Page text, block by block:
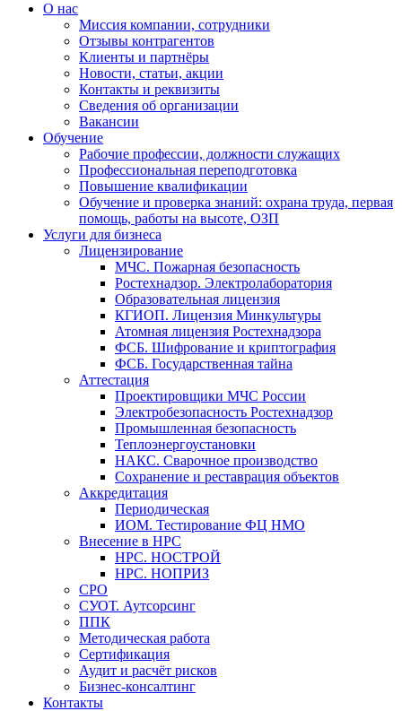
О нас
Миссия компании, сотрудники
Отзывы контрагентов
Клиенты и партнёры
Новости, статьи, акции
Контакты и реквизиты
Сведения об организации
Вакансии
Обучение
Рабочие профессии, должности служащих
Профессиональная переподготовка
Повышение квалификации
Обучение и проверка знаний: охрана труда, первая
помощь, работы на высоте, ОЗП
Услуги для бизнеса
Лицензирование
МЧС. Пожарная безопасность
Ростехнадзор. Электролаборатория
Образовательная лицензия
КГИОП. Лицензия Минкультуры
Атомная лицензия Ростехнадзора
ФСБ. Шифрование и криптография
ФСБ. Государственная тайна
Аттестация
Проектировщики МЧС России
Электробезопасность Ростехнадзор
Промышленная безопасность
Теплоэнергоустановки
НАКС. Сварочное производство
Сохранение и реставрация объектов
Аккредитация
Периодическая
ИОМ. Тестирование ФЦ НМО
Внесение в НРС
НРС. НОСТРОЙ
НРС. НОПРИЗ
СРО
СУОТ. Аутсорсинг
ППК
Методическая работа
Сертификация
Аудит и расчёт рисков
Бизнес-консалтинг
Контакты